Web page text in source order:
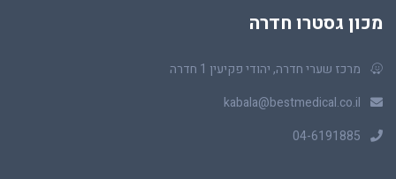
מכון גסטרו חדרה
מרכז שערי חדרה, יהודי פקיעין 1 חדרה
kabala@bestmedical.co.il
04-6191885